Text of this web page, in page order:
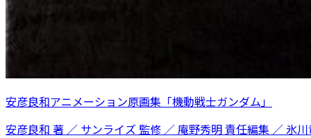
安彦良和アニメーション原画集「機動戦士ガンダム」
安彦良和 著 ／ サンライズ 監修 ／ 庵野秀明 責任編集 ／ 氷